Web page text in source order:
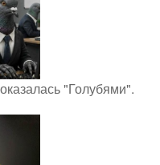
"Голубями".